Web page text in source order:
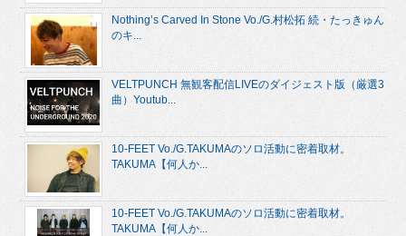
Nothing’s Carved In Stone Vo./G.村松拓 続・たっきゅん
のキ...
VELTPUNCH 無観客配信LIVEのダイジェスト版（厳選3
曲）Youtub...
10-FEET Vo./G.TAKUMAのソロ活動に密着取材。
TAKUMA【何人か...
10-FEET Vo./G.TAKUMAのソロ活動に密着取材。
TAKUMA【何人か...